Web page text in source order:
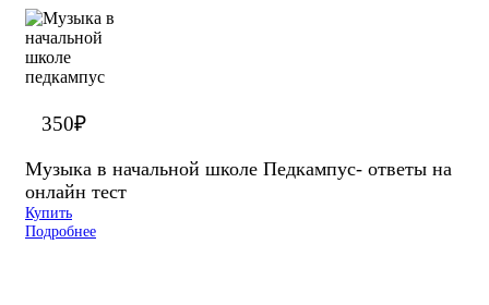
350₽
Музыка в начальной школе Педкампус- ответы на
онлайн тест
Купить
Подробнее